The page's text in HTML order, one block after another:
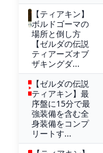
【ティアキン】
ボルドゴーマの
場所と倒し方
【ゼルダの伝説
ティアーズオブ
ザキングダ...
【ゼルダの伝説
ティアキン】最
序盤に15分で最
強装備を含む全
身装備をコンプ
リートす...